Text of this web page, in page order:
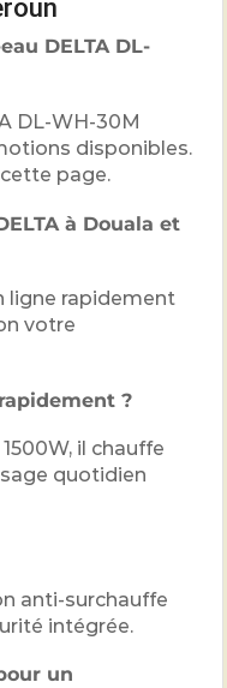
DELTA DL-
DL-WH-30M
disponibles.
page.
à Douala et
ligne rapidement
votre
?
il chauffe
quotidien
anti-surchauffe
intégrée.
un